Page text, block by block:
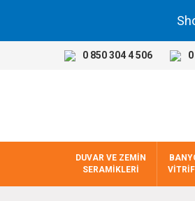
0 850 304 4 506
DUVAR VE ZEMİN
SERAMİKLERİ